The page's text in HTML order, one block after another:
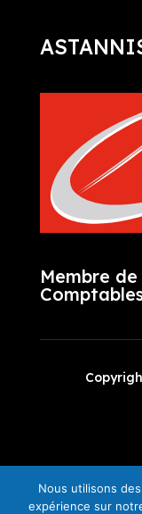
Membre
Un
Nous utilisons
expérience sur